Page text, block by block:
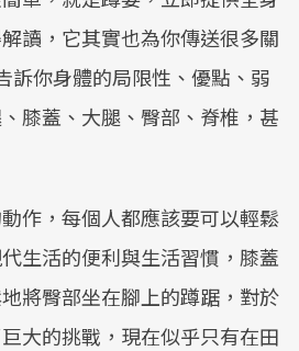
讀，它其實也為你傳送很多關
訴你身體的局限性、優點、弱
膝蓋、大腿、臀部、脊椎，甚
作，每個人都應該要可以輕鬆
生活的便利與生活習慣，膝蓋
將臀部坐在腳上的蹲踞，對於
大的挑戰，現在似乎只有在田